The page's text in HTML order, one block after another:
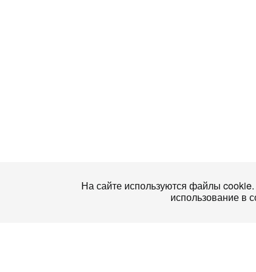
На сайте используются файлы
использование в